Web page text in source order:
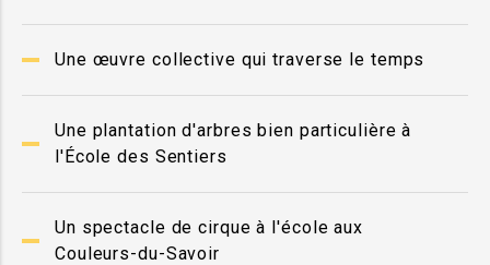
Une œuvre collective qui traverse le temps
Une plantation d'arbres bien particulière à
l'École des Sentiers
Un spectacle de cirque à l'école aux
Couleurs-du-Savoir